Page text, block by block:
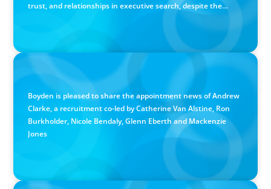
trust, and relationships in executive search, despite the
Calgary Co-op Proudly Announces New CEO
Boyden is pleased to share the appointment news of Andrew
Clarke, a recruitment co-led by Catherine Van Alstine, Ron
Burkholder, Nicole Bendaly, Glenn Eberth and Mackenzie
Jones